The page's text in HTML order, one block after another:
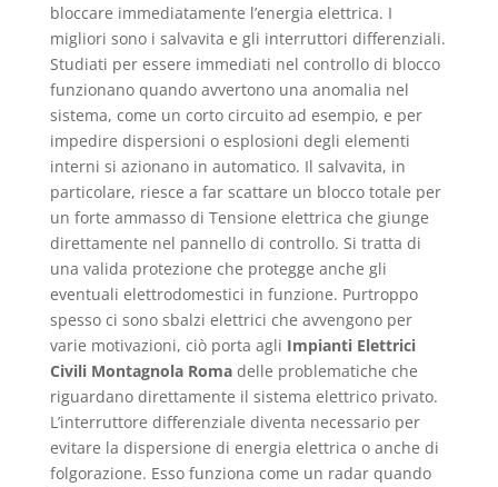
bloccare immediatamente l’energia elettrica. I
migliori sono i salvavita e gli interruttori differenziali.
Studiati per essere immediati nel controllo di blocco
funzionano quando avvertono una anomalia nel
sistema, come un corto circuito ad esempio, e per
impedire dispersioni o esplosioni degli elementi
interni si azionano in automatico. Il salvavita, in
particolare, riesce a far scattare un blocco totale per
un forte ammasso di Tensione elettrica che giunge
direttamente nel pannello di controllo. Si tratta di
una valida protezione che protegge anche gli
eventuali elettrodomestici in funzione. Purtroppo
spesso ci sono sbalzi elettrici che avvengono per
varie motivazioni, ciò porta agli Impianti Elettrici
Civili Montagnola Romadelle problematiche che
riguardano direttamente il sistema elettrico privato.
L’interruttore differenziale diventa necessario per
evitare la dispersione di energia elettrica o anche di
folgorazione. Esso funziona come un radar quando